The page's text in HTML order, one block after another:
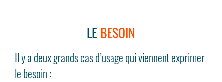
LE BESOIN
Il y a deux grands cas d’usage qui viennent exprimer
le besoin :